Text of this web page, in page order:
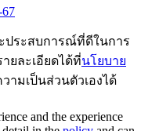
67
ประสบการณ์ที่ดีในการ
ยละเอียดได้ที่นโยบาย
ามเป็นส่วนตัวเองได้
and the experience